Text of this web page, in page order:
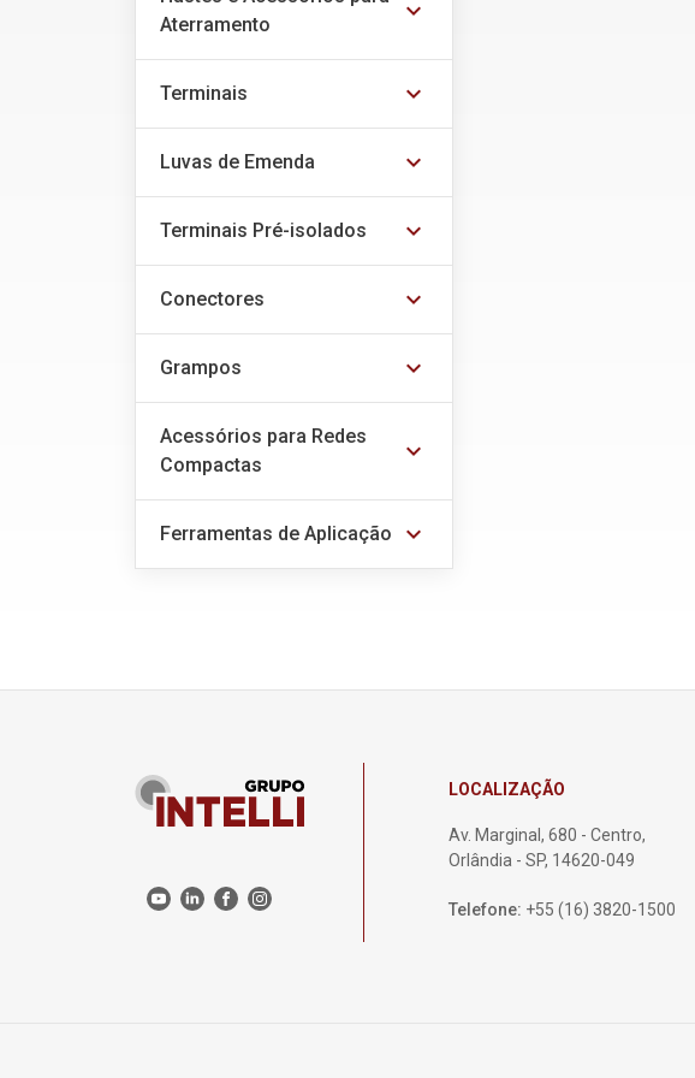
Aterramento
expand_more
Terminais expand_more
Luvas de Emenda expand_more
Terminais Pré-isolados expand_more
Conectores expand_more
Grampos expand_more
Acessórios para Redes
Compactas
expand_more
Ferramentas de Aplicação expand_more
LOCALIZAÇÃO
Av. Marginal, 680 - Centro,
Orlândia - SP, 14620-049
Telefone: +55 (16) 3820-1500